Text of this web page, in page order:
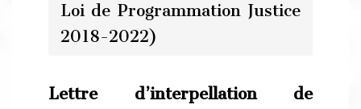
Loi de Programmation Justice
2018-2022)
Lettre d’interpellation de